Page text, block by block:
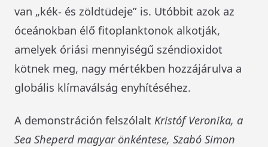
van „kék- és zöldtüdeje” is. Utóbbit azok az
óceánokban élő fitoplanktonok alkotják,
amelyek óriási mennyiségű széndioxidot
kötnek meg, nagy mértékben hozzájárulva a
globális klímaválság enyhítéséhez.
A demonstráción felszólalt Kristóf Veronika, a
Sea Sheperd magyar önkéntese, Szabó Simon